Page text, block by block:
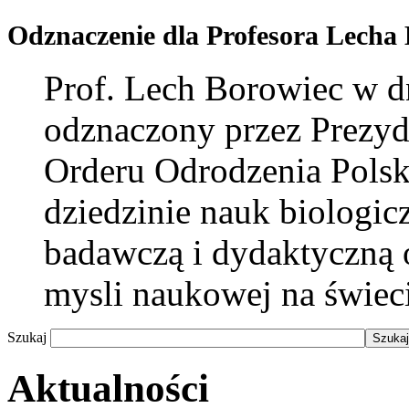
Odznaczenie dla Profesora Lecha
Prof. Lech Borowiec w
odznaczony przez
Orderu Odrodzenia
dziedzinie nauk
badawczą i
mysli naukowej na
Szukaj
Aktualności